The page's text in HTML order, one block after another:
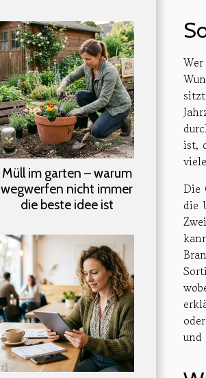
Müll im garten – warum
wegwerfen nicht immer
die beste idee ist
ist,
Die
die
und